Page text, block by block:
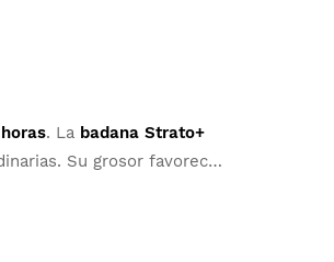
. La badana Strato+
Su grosor favorece